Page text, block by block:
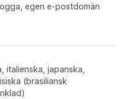
egen e-postdomän
italienska, japanska,
(brasiliansk